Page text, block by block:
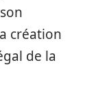
création
de la